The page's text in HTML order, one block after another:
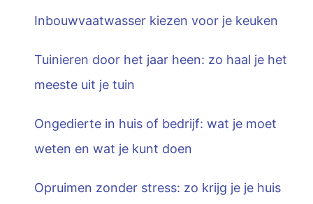
Inbouwvaatwasser kiezen voor je keuken
Tuinieren door het jaar heen: zo haal je het
meeste uit je tuin
Ongedierte in huis of bedrijf: wat je moet
weten en wat je kunt doen
Opruimen zonder stress: zo krijg je je huis